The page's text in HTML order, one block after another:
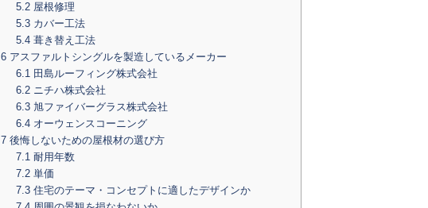
5.2 屋根修理
5.3 カバー工法
5.4 葺き替え工法
6アスファルトシングルを製造しているメーカー
6.1 田島ルーフィング株式会社
6.2 ニチハ株式会社
6.3 旭ファイバーグラス株式会社
6.4 オーウェンスコーニング
7後悔しないための屋根材の選び方
7.1 耐用年数
7.2 単価
7.3 住宅のテーマ・コンセプトに適したデザインか